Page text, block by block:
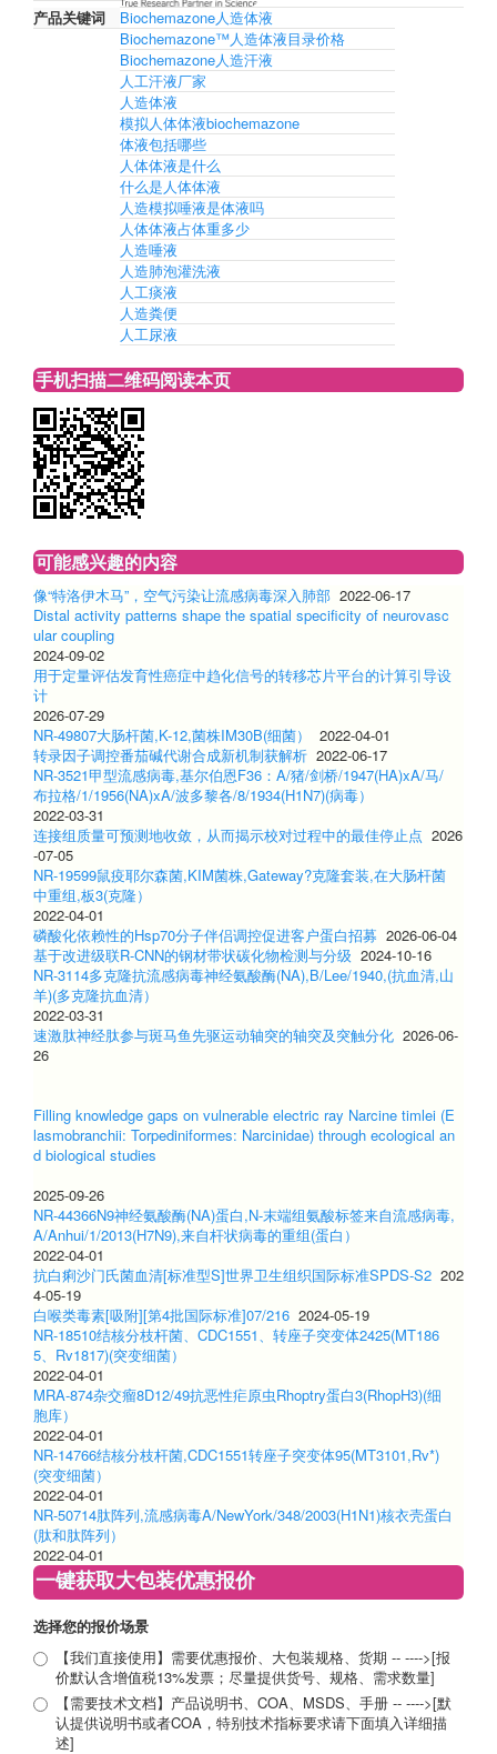
产品关键词
Biochemazone人造体液
Biochemazone™人造体液目录价格
Biochemazone人造汗液
人工汗液厂家
人造体液
模拟人体体液biochemazone
体液包括哪些
人体体液是什么
什么是人体体液
人造模拟唾液是体液吗
人体体液占体重多少
人造唾液
人造肺泡灌洗液
人工痰液
人造粪便
人工尿液
手机扫描二维码阅读本页
可能感兴趣的内容
像“特洛伊木马”，空气污染让流感病毒深入肺部 2022-06-17
Distal activity patterns shape the spatial specificity of neurovasc
ular coupling
2024-09-02
用于定量评估发育性癌症中趋化信号的转移芯片平台的计算引导设
计
2026-07-29
NR-49807大肠杆菌,K-12,菌株IM30B(细菌）
2022-04-01
转录因子调控番茄碱代谢合成新机制获解析 2022-06-17
NR-3521甲型流感病毒,基尔伯恩F36：A/猪/剑桥/1947(HA)xA/马/
布拉格/1/1956(NA)xA/波多黎各/8/1934(H1N7)(病毒）
2022-03-31
连接组质量可预测地收敛，从而揭示校对过程中的最佳停止点 2026
-07-05
NR-19599鼠疫耶尔森菌,KIM菌株,Gateway?克隆套装,在大肠杆菌
中重组,板3(克隆）
2022-04-01
磷酸化依赖性的Hsp70分子伴侣调控促进客户蛋白招募 2026-06-04
基于改进级联R-CNN的钢材带状碳化物检测与分级 2024-10-16
NR-3114多克隆抗流感病毒神经氨酸酶(NA),B/Lee/1940,(抗血清,山
羊)(多克隆抗血清）
2022-03-31
速激肽神经肽参与斑马鱼先驱运动轴突的轴突及突触分化 2026-06-
26
Filling knowledge gaps on vulnerable electric ray Narcine timlei (E
lasmobranchii: Torpediniformes: Narcinidae) through ecological an
d biological studies
2025-09-26
NR-44366N9神经氨酸酶(NA)蛋白,N-末端组氨酸标签来自流感病毒,
A/Anhui/1/2013(H7N9),来自杆状病毒的重组(蛋白）
2022-04-01
抗白痢沙门氏菌血清[标准型S]世界卫生组织国际标准SPDS-S2 202
4-05-19
白喉类毒素[吸附][第4批国际标准]07/216 2024-05-19
NR-18510结核分枝杆菌、CDC1551、转座子突变体2425(MT186
5、Rv1817)(突变细菌）
2022-04-01
MRA-874杂交瘤8D12/49抗恶性疟原虫Rhoptry蛋白3(RhopH3)(细
胞库）
2022-04-01
NR-14766结核分枝杆菌,CDC1551转座子突变体95(MT3101,Rv*)
(突变细菌）
2022-04-01
NR-50714肽阵列,流感病毒A/NewYork/348/2003(H1N1)核衣壳蛋白
(肽和肽阵列）
2022-04-01
一键获取大包装优惠报价
选择您的报价场景
【我们直接使用】需要优惠报价、大包装规格、货期 -- ---->[报
价默认含增值税13%发票；尽量提供货号、规格、需求数量]
【需要技术文档】产品说明书、COA、MSDS、手册 -- ---->[默
认提供说明书或者COA，特别技术指标要求请下面填入详细描
述]